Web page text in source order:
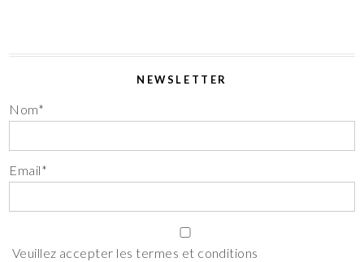
NEWSLETTER
Nom*
Email*
Veuillez accepter les termes et conditions